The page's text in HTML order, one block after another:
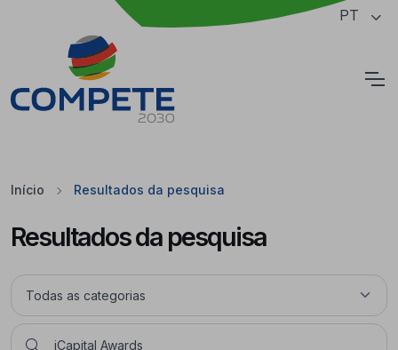
Saltar para o conteúdo principal da página PT
Início Resultados da pesquisa
Resultados da pesquisa